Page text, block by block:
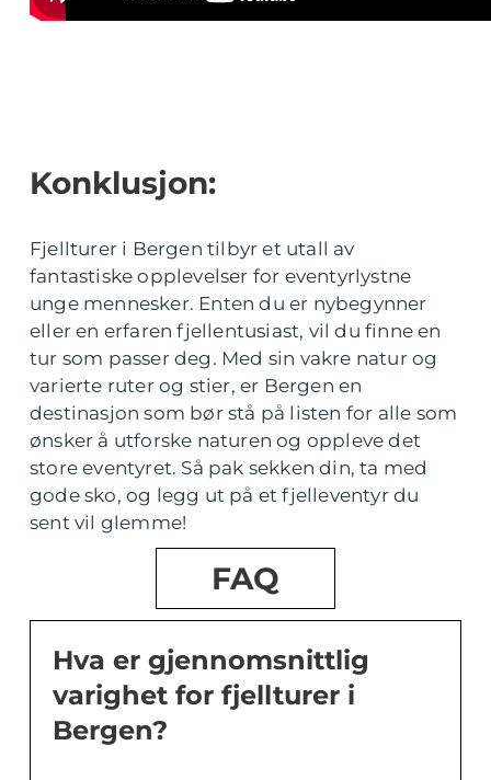
Konklusjon:
Fjellturer i Bergen tilbyr et utall av
fantastiske opplevelser for eventyrlystne
unge mennesker. Enten du er nybegynner
eller en erfaren fjellentusiast, vil du finne en
tur som passer deg. Med sin vakre natur og
varierte ruter og stier, er Bergen en
destinasjon som bør stå på listen for alle som
ønsker å utforske naturen og oppleve det
store eventyret. Så pak sekken din, ta med
gode sko, og legg ut på et fjelleventyr du
sent vil glemme!
FAQ
Hva er gjennomsnittlig
varighet for fjellturer i
Bergen?